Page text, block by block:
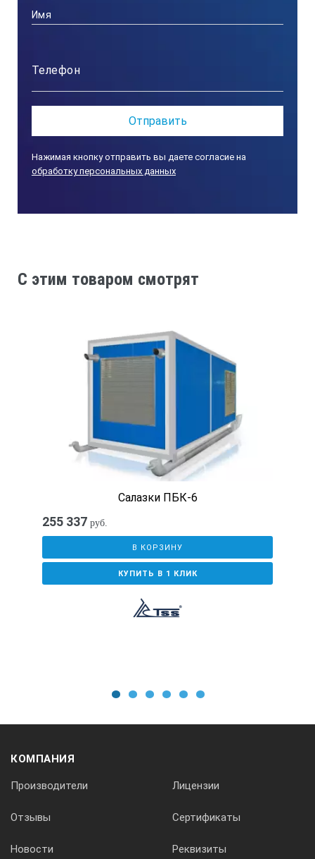
Нажимая кнопку отправить вы даете согласие на
обработку персональных данных
C этим товаром смотрят
Салазки ПБК-6
255 337 руб.
В КОРЗИНУ
КУПИТЬ В 1 КЛИК
КОМПАНИЯ
Производители Лицензии
Отзывы Сертификаты
Новости Реквизиты